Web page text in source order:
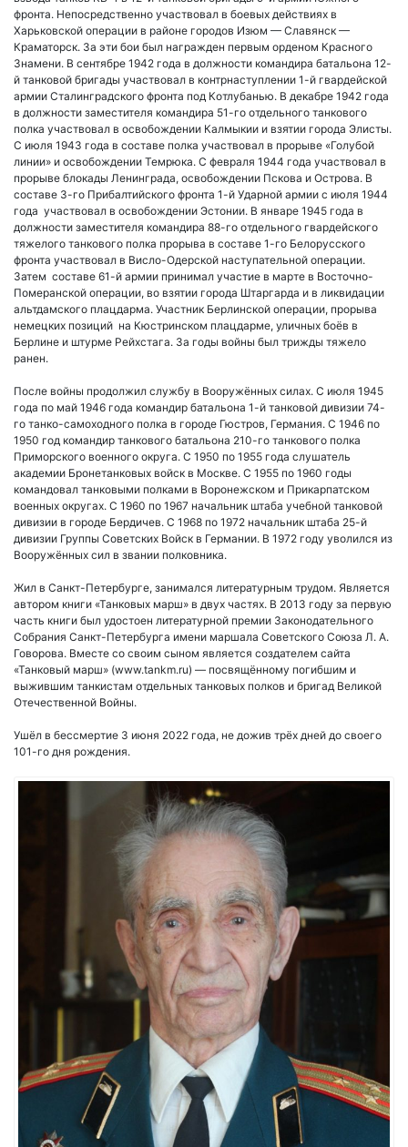
фронта. Непосредственно участвовал в боевых действиях в
Харьковской операции в районе городов Изюм — Славянск —
Краматорск. За эти бои был награжден первым орденом Красного
Знамени. В сентябре 1942 года в должности командира батальона 12-
й танковой бригады участвовал в контрнаступлении 1-й гвардейской
армии Сталинградского фронта под Котлубанью. В декабре 1942 года
в должности заместителя командира 51-го отдельного танкового
полка участвовал в освобождении Калмыкии и взятии города Элисты.
С июля 1943 года в составе полка участвовал в прорыве «Голубой
линии» и освобождении Темрюка. С февраля 1944 года участвовал в
прорыве блокады Ленинграда, освобождении Пскова и Острова. В
составе 3-го Прибалтийского фронта 1-й Ударной армии с июля 1944
года участвовал в освобождении Эстонии. В январе 1945 года в
должности заместителя командира 88-го отдельного гвардейского
тяжелого танкового полка прорыва в составе 1-го Белорусского
фронта участвовал в Висло-Одерской наступательной операции.
Затем составе 61-й армии принимал участие в марте в Восточно-
Померанской операции, во взятии города Штаргарда и в ликвидации
альтдамского плацдарма. Участник Берлинской операции, прорыва
немецких позиций на Кюстринском плацдарме, уличных боёв в
Берлине и штурме Рейхстага. За годы войны был трижды тяжело
ранен.
После войны продолжил службу в Вооружённых силах. С июля 1945
года по май 1946 года командир батальона 1-й танковой дивизии 74-
го танко-самоходного полка в городе Гюстров, Германия. С 1946 по
1950 год командир танкового батальона 210-го танкового полка
Приморского военного округа. С 1950 по 1955 года слушатель
академии Бронетанковых войск в Москве. С 1955 по 1960 годы
командовал танковыми полками в Воронежском и Прикарпатском
военных округах. С 1960 по 1967 начальник штаба учебной танковой
дивизии в городе Бердичев. С 1968 по 1972 начальник штаба 25-й
дивизии Группы Советских Войск в Германии. В 1972 году уволился из
Вооружённых сил в звании полковника.
Жил в Санкт-Петербурге, занимался литературным трудом. Является
автором книги «Танковых марш» в двух частях. В 2013 году за первую
часть книги был удостоен литературной премии Законодательного
Собрания Санкт-Петербурга имени маршала Советского Союза Л. А.
Говорова. Вместе со своим сыном является создателем сайта
«Танковый марш» (www.tankm.ru) — посвящённому погибшим и
выжившим танкистам отдельных танковых полков и бригад Великой
Отечественной Войны.
Ушёл в бессмертие 3 июня 2022 года, не дожив трёх дней до своего
101-го дня рождения.